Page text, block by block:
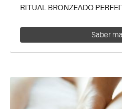
RITUAL BRONZEADO
Saber